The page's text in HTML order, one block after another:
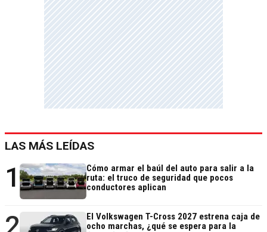
LAS MÁS LEÍDAS
1
Cómo armar el baúl del auto para salir a la
ruta: el truco de seguridad que pocos
conductores aplican
El Volkswagen T-Cross 2027 estrena caja de
ocho marchas, ¿qué se espera para la